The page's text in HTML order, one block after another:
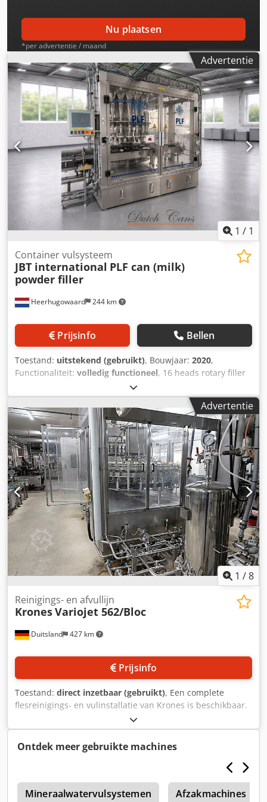
is aanwezig. Een bezichtiging ter plaatse is mogelijk.
Dedpfx Aozqfw Tjf Usck
Nu plaatsen
*per advertentie / maand
Advertentie
1 / 1
Heerhugowaard 244 km
Container vulsysteem
JBT international PLF can (milk)
powder filler
Prijsinfo Bellen
Toestand: uitstekend (gebruikt), Bouwjaar: 2020,
Functionaliteit: volledig functioneel, 16 heads rotary filler
Djdpfezlhy Hsx Af Ueck with 2 checkweighers year: 2020
Advertentie
1 /8
Duitsland 427 km
Reinigings- en afvullijn
KronesVariojet 562/Bloc
Prijsinfo
Toestand: direct inzetbaar (gebruikt), Een complete
flesreinigings- en vulinstallatie van Krones is beschikbaar.
Doorvoercapaciteit: 8000 flessen/uur, carrouselmachine-
indeling: 161 mm, carrouseldiameter: 1800 mm,
vulpunten: 50. Het betreft hier een complete reinigings- en
vulmachine voor glas- en plasticflessen. Documentatie is
Dodpfxozmh Sls Af Uock
Ontdek meer gebruikte machines
Mineraalwatervulsystemen Afzakmachines